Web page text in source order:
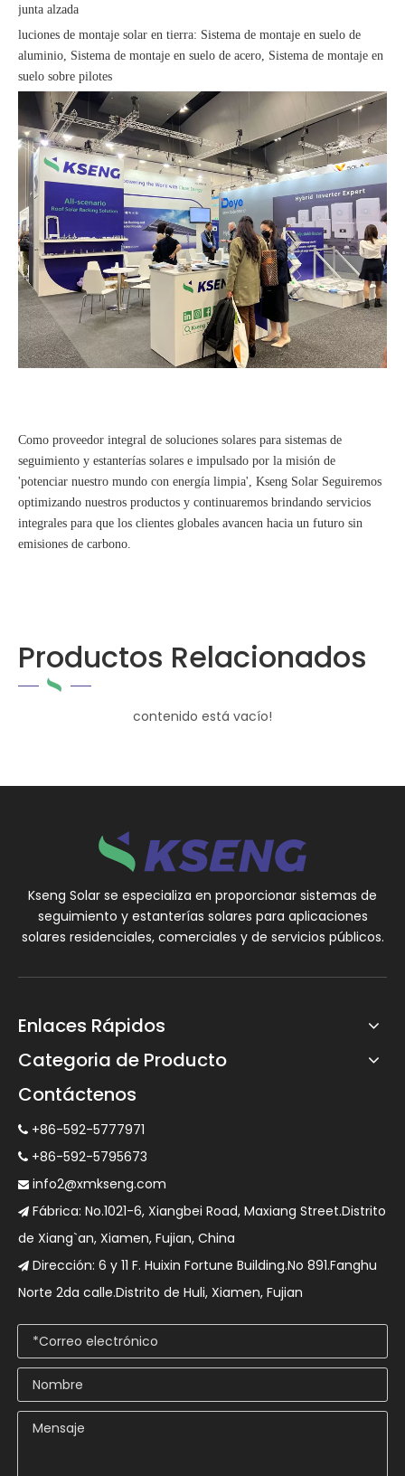
junta alzada
Soluciones de montaje solar en tierra: Sistema de montaje en suelo de
aluminio, Sistema de montaje en suelo de acero, Sistema de montaje en
suelo sobre pilotes
Como proveedor integral de soluciones solares para sistemas de
seguimiento y estanterías solares e impulsado por la misión de
'potenciar nuestro mundo con energía limpia', Kseng Solar Seguiremos
optimizando nuestros productos y continuaremos brindando servicios
integrales para que los clientes globales avancen hacia un futuro sin
emisiones de carbono.
Productos Relacionados
contenido está vacío!
Kseng Solar se especializa en proporcionar sistemas de
seguimiento y estanterías solares para aplicaciones
solares residenciales, comerciales y de servicios públicos.
Enlaces Rápidos
Categoria de Producto
Contáctenos
 +86-592-5777971
 +86-592-5795673
 info2@xmkseng.com
 Fábrica: No.1021-6, Xiangbei Road, Maxiang Street.Distrito
de Xiang`an, Xiamen, Fujian, China
 Dirección: 6 y 11 F. Huixin Fortune Building.No 891.Fanghu
Norte 2da calle.Distrito de Huli, Xiamen, Fujian